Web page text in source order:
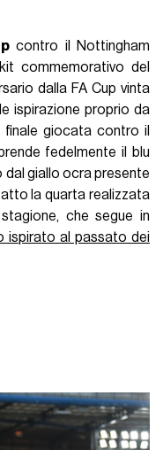
contro il Nottingham
commemorativo del
dalla FA Cup vinta
ispirazione proprio da
giocata contro il
fedelmente il blu
giallo ocra presente
la quarta realizzata
che segue in
ispirato al passato dei